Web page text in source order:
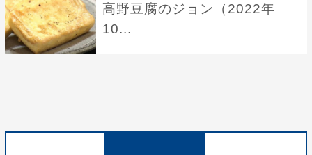
高野豆腐のジョン（2022年
10...